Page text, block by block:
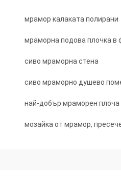
мрамор калаката полирани
мраморна подова плочка в
сиво мраморна стена
сиво мраморно душево
най-добър мраморен плоча
мозайка от мрамор,